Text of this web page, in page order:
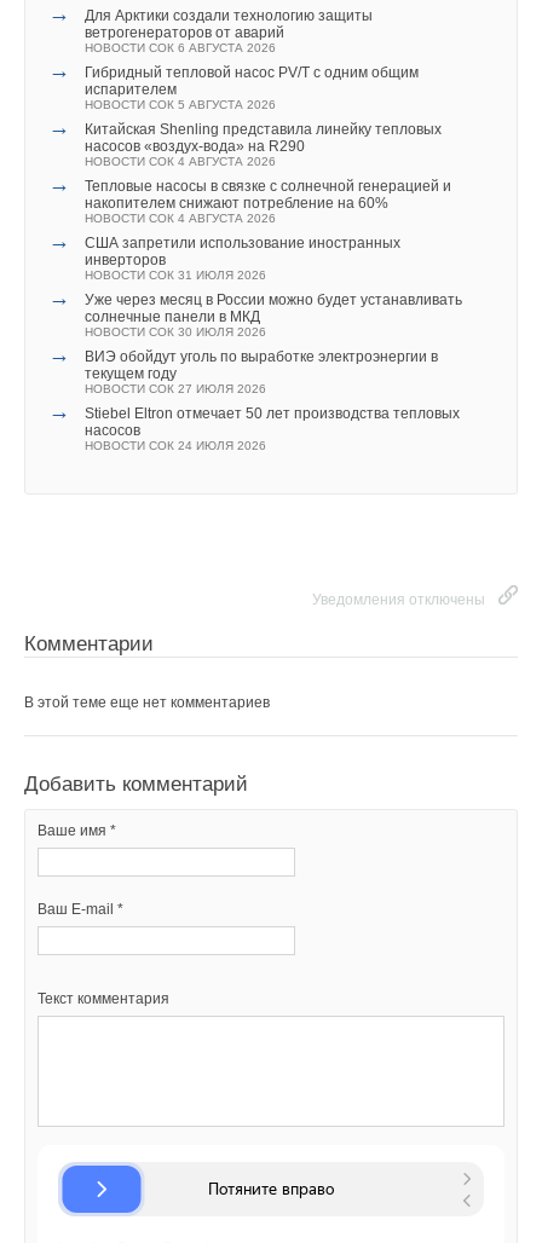
→
Для Арктики создали технологию защиты
ветрогенераторов от аварий
НОВОСТИ СОК 6 АВГУСТА 2026
→
Гибридный тепловой насос PV/T с одним общим
испарителем
НОВОСТИ СОК 5 АВГУСТА 2026
→
Китайская Shenling представила линейку тепловых
насосов «воздух-вода» на R290
НОВОСТИ СОК 4 АВГУСТА 2026
→
Тепловые насосы в связке с солнечной генерацией и
накопителем снижают потребление на 60%
НОВОСТИ СОК 4 АВГУСТА 2026
→
США запретили использование иностранных
инверторов
НОВОСТИ СОК 31 ИЮЛЯ 2026
→
Уже через месяц в России можно будет устанавливать
солнечные панели в МКД
НОВОСТИ СОК 30 ИЮЛЯ 2026
→
ВИЭ обойдут уголь по выработке электроэнергии в
текущем году
НОВОСТИ СОК 27 ИЮЛЯ 2026
→
Stiebel Eltron отмечает 50 лет производства тепловых
насосов
НОВОСТИ СОК 24 ИЮЛЯ 2026
Уведомления отключены
Комментарии
В этой теме еще нет комментариев
Добавить комментарий
Ваше имя *
Ваш E-mail *
Текст комментария